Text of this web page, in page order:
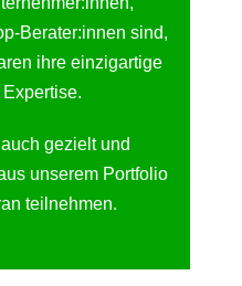
Berater:innen sind,
ihre einzigartige
gezielt und
unserem Portfolio
teilnehmen.